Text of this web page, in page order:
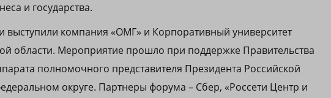
и государства.
выступили компания «ОМГ» и Корпоративный университет
области. Мероприятие прошло при поддержке Правительства
полномочного представителя Президента Российской
округе. Партнеры форума – Сбер, «Россети Центр и